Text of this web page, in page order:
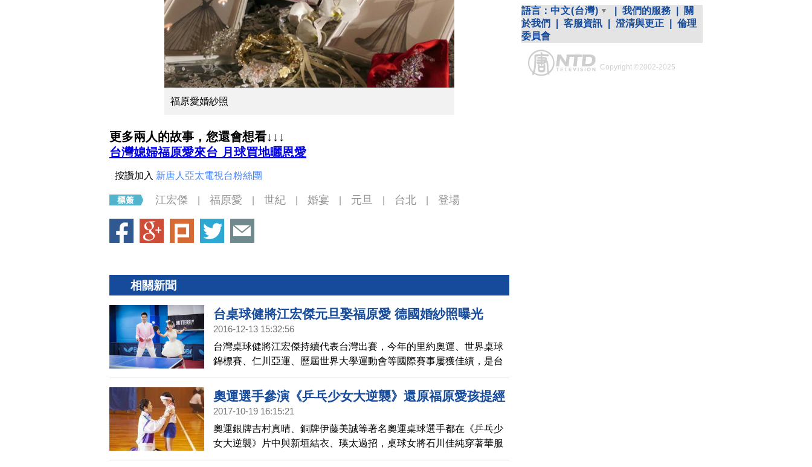
福原愛婚紗照
更多兩人的故事，您還會想看↓↓↓
台灣媳婦福原愛來台 月球買地曬恩愛
按讚加入 新唐人亞太電視台粉絲團
江宏傑 福原愛 世紀 婚宴 元旦 台北 登場
相關新聞
台桌球健將江宏傑元旦娶福原愛 德國婚紗照曝光
2016-12-13 15:32:56
台灣桌球健將江宏傑持續代表台灣出賽，今年的里約奧運、世界桌球
錦標賽、仁川亞運、歷屆世界大學運動會等國際賽事屢獲佳績，是台
灣體壇亮眼的一顆星。現在更赴德國短暫定居，接受專業訓練，希望
提升自己的球技能力，準備2017年的各項國內與國際的賽事。
奧運選手參演《乒乓少女大逆襲》還原福原愛孩提經
典
2017-10-19 16:15:21
奧運銀牌吉村真晴、銅牌伊藤美誠等著名奧運桌球選手都在《乒乓少
女大逆襲》片中與新垣結衣、瑛太過招，桌球女將石川佳純穿著華服
在桌球派對中與新垣結衣對戲，為了呈現桌球對打，演員事前展開桌
語言： 中文(台灣) 我們的服務
關
於我們
客服資訊 澄清與更正
倫理
委員會
Copyright ©2002-2025